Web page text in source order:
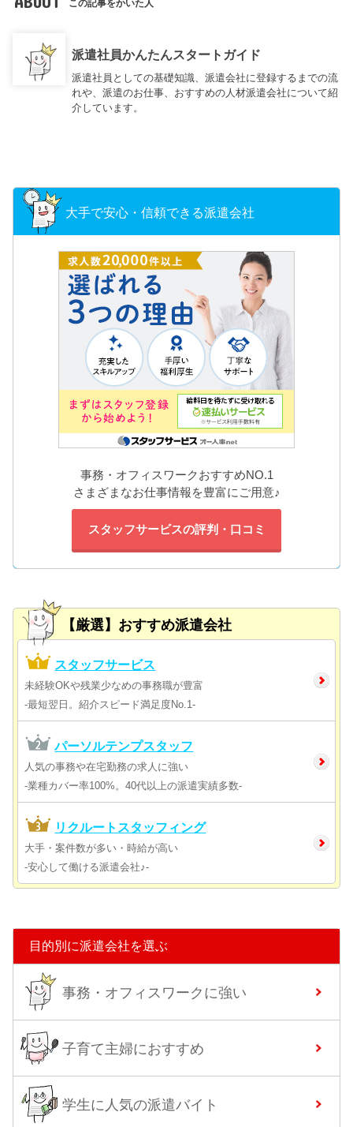
この記事をかいた人
派遣社員かんたんスタートガイド
派遣社員としての基礎知識、派遣会社に登録するまでの流
れや、派遣のお仕事、おすすめの人材派遣会社について紹
介しています。
大手で安心・信頼できる派遣会社
事務・オフィスワークおすすめNO.1
さまざまなお仕事情報を豊富にご用意♪
スタッフサービスの評判・口コミ
【厳選】おすすめ派遣会社
スタッフサービス
未経験OKや残業少なめの事務職が豊富
-最短翌日。紹介スピード満足度No.1-
パーソルテンプスタッフ
人気の事務や在宅勤務の求人に強い
-業種カバー率100%。40代以上の派遣実績多数-
リクルートスタッフィング
大手・案件数が多い・時給が高い
-安心して働ける派遣会社♪-
目的別に派遣会社を選ぶ
事務・オフィスワークに強い
子育て主婦におすすめ
学生に人気の派遣バイト